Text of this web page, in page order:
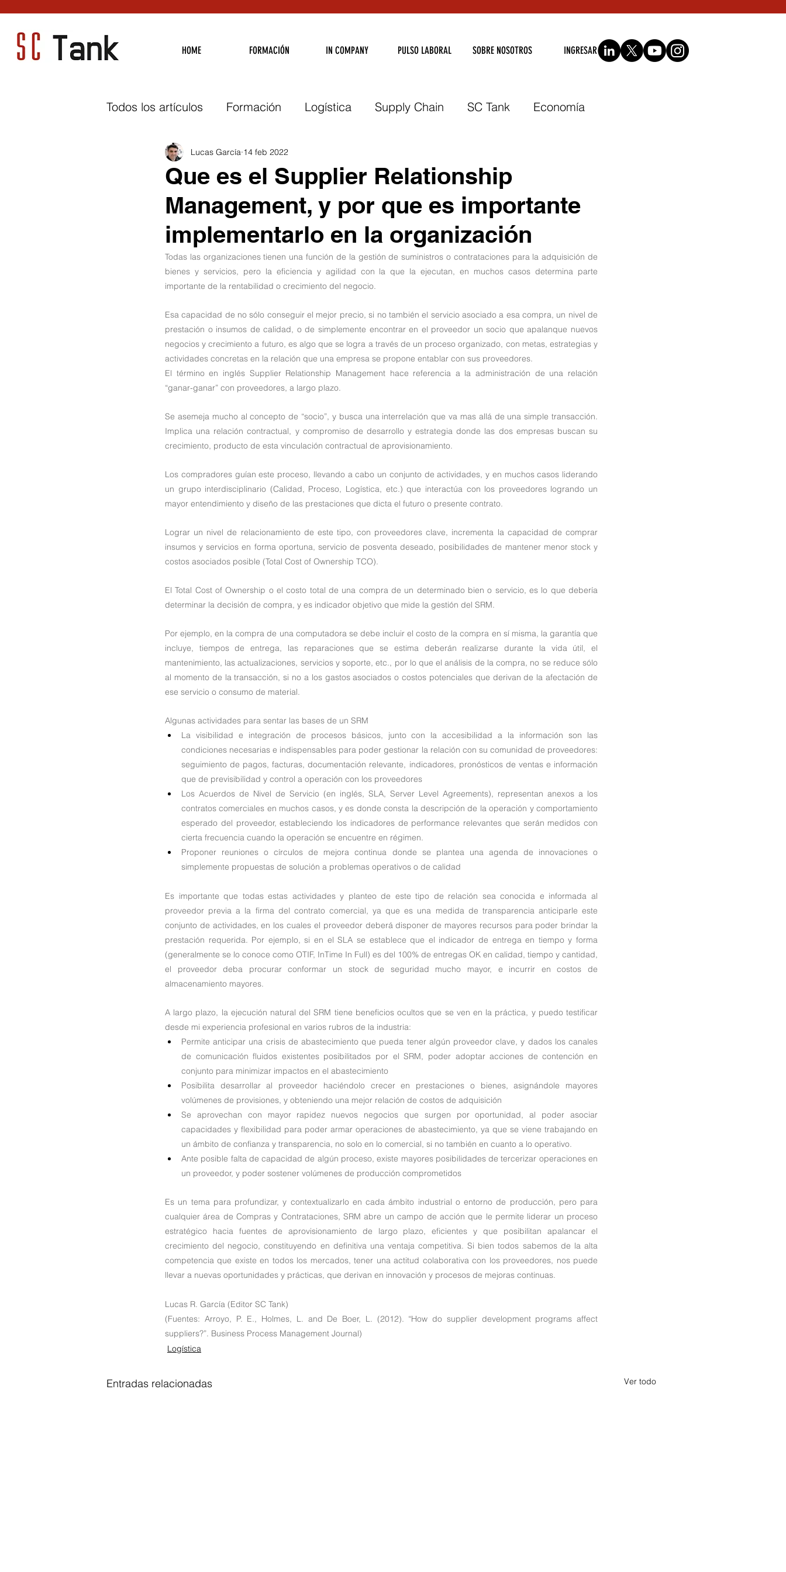
HOME FORMACIÓN IN COMPANY PULSO LABORAL SOBRE NOSOTROS INGRESAR
Todos los artículos Formación Logística Supply Chain SC Tank Economía
Management E-Commerce
Lean Management
Que es el Supplier Relationship
Management, y por que es importante
implementarlo en la organización
Lucas García 14 feb 2022
Todas las organizaciones tienen una función de la gestión de suministros o contrataciones para la adquisición de
bienes y servicios, pero la eficiencia y agilidad con la que la ejecutan, en muchos casos determina parte
importante de la rentabilidad o crecimiento del negocio.
Esa capacidad de no sólo conseguir el mejor precio, si no también el servicio asociado a esa compra, un nivel de
prestación o insumos de calidad, o de simplemente encontrar en el proveedor un socio que apalanque nuevos
negocios y crecimiento a futuro, es algo que se logra a través de un proceso organizado, con metas, estrategias y
actividades concretas en la relación que una empresa se propone entablar con sus proveedores.
El término en inglés Supplier Relationship Management hace referencia a la administración de una relación
“ganar-ganar” con proveedores, a largo plazo.
Se asemeja mucho al concepto de “socio”, y busca una interrelación que va mas allá de una simple transacción.
Implica una relación contractual, y compromiso de desarrollo y estrategia donde las dos empresas buscan su
crecimiento, producto de esta vinculación contractual de aprovisionamiento.
Los compradores guían este proceso, llevando a cabo un conjunto de actividades, y en muchos casos liderando
un grupo interdisciplinario (Calidad, Proceso, Logística, etc.) que interactúa con los proveedores logrando un
mayor entendimiento y diseño de las prestaciones que dicta el futuro o presente contrato.
Lograr un nivel de relacionamiento de este tipo, con proveedores clave, incrementa la capacidad de comprar
insumos y servicios en forma oportuna, servicio de posventa deseado, posibilidades de mantener menor stock y
costos asociados posible (Total Cost of Ownership TCO).
El Total Cost of Ownership o el costo total de una compra de un determinado bien o servicio, es lo que debería
determinar la decisión de compra, y es indicador objetivo que mide la gestión del SRM.
Por ejemplo, en la compra de una computadora se debe incluir el costo de la compra en sí misma, la garantía que
incluye, tiempos de entrega, las reparaciones que se estima deberán realizarse durante la vida útil, el
mantenimiento, las actualizaciones, servicios y soporte, etc., por lo que el análisis de la compra, no se reduce sólo
al momento de la transacción, si no a los gastos asociados o costos potenciales que derivan de la afectación de
ese servicio o consumo de material.
Algunas actividades para sentar las bases de un SRM
La visibilidad e integración de procesos básicos, junto con la accesibilidad a la información son las
condiciones necesarias e indispensables para poder gestionar la relación con su comunidad de proveedores:
seguimiento de pagos, facturas, documentación relevante, indicadores, pronósticos de ventas e información
que de previsibilidad y control a operación con los proveedores
Los Acuerdos de Nivel de Servicio (en inglés, SLA, Server Level Agreements), representan anexos a los
contratos comerciales en muchos casos, y es donde consta la descripción de la operación y comportamiento
esperado del proveedor, estableciendo los indicadores de performance relevantes que serán medidos con
cierta frecuencia cuando la operación se encuentre en régimen.
Proponer reuniones o círculos de mejora continua donde se plantea una agenda de innovaciones o
simplemente propuestas de solución a problemas operativos o de calidad
Es importante que todas estas actividades y planteo de este tipo de relación sea conocida e informada al
proveedor previa a la firma del contrato comercial, ya que es una medida de transparencia anticiparle este
conjunto de actividades, en los cuales el proveedor deberá disponer de mayores recursos para poder brindar la
prestación requerida. Por ejemplo, si en el SLA se establece que el indicador de entrega en tiempo y forma
(generalmente se lo conoce como OTIF, InTime In Full) es del 100% de entregas OK en calidad, tiempo y cantidad,
el proveedor deba procurar conformar un stock de seguridad mucho mayor, e incurrir en costos de
almacenamiento mayores.
A largo plazo, la ejecución natural del SRM tiene beneficios ocultos que se ven en la práctica, y puedo testificar
desde mi experiencia profesional en varios rubros de la industria:
Permite anticipar una crisis de abastecimiento que pueda tener algún proveedor clave, y dados los canales
de comunicación fluidos existentes posibilitados por el SRM, poder adoptar acciones de contención en
conjunto para minimizar impactos en el abastecimiento
Posibilita desarrollar al proveedor haciéndolo crecer en prestaciones o bienes, asignándole mayores
volúmenes de provisiones, y obteniendo una mejor relación de costos de adquisición
Se aprovechan con mayor rapidez nuevos negocios que surgen por oportunidad, al poder asociar
capacidades y flexibilidad para poder armar operaciones de abastecimiento, ya que se viene trabajando en
un ámbito de confianza y transparencia, no solo en lo comercial, si no también en cuanto a lo operativo.
Ante posible falta de capacidad de algún proceso, existe mayores posibilidades de tercerizar operaciones en
un proveedor, y poder sostener volúmenes de producción comprometidos
Es un tema para profundizar, y contextualizarlo en cada ámbito industrial o entorno de producción, pero para
cualquier área de Compras y Contrataciones, SRM abre un campo de acción que le permite liderar un proceso
estratégico hacia fuentes de aprovisionamiento de largo plazo, eficientes y que posibilitan apalancar el
crecimiento del negocio, constituyendo en definitiva una ventaja competitiva. Si bien todos sabemos de la alta
competencia que existe en todos los mercados, tener una actitud colaborativa con los proveedores, nos puede
llevar a nuevas oportunidades y prácticas, que derivan en innovación y procesos de mejoras continuas.
Lucas R. García (Editor SC Tank)
(Fuentes: Arroyo, P. E., Holmes, L. and De Boer, L. (2012). “How do supplier development programs affect
suppliers?”. Business Process Management Journal)
Logística
Entradas relacionadas Ver todo